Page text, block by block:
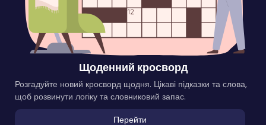
Щоденний кросворд
Розгадуйте новий кросворд щодня. Цікаві підказки та слова,
щоб розвинути логіку та словниковий запас.
Перейти